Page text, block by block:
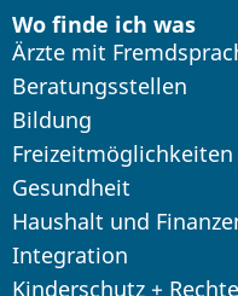
Wo finde ich was
Ärzte mit
Beratungsstellen
Bildung
Freizeitmöglichkeiten
Gesundheit
Haushalt und
Integration
Kinderschutz + Rechte